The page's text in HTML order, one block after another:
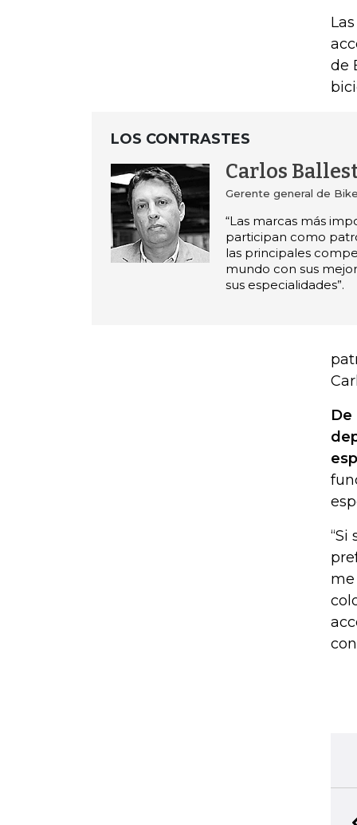
de
LOS CONTRASTES
Carlos
Gerente general de
“Las marcas más
participan como
las principales
mundo con sus
sus especialidades”.
De
“Si